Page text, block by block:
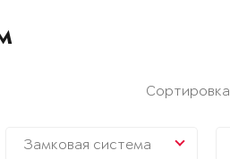
Сортировка
Замковая система